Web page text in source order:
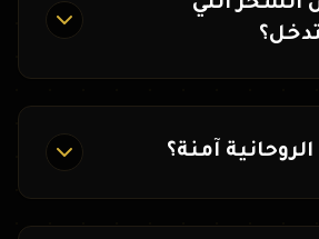
السحر التي
آمنة؟